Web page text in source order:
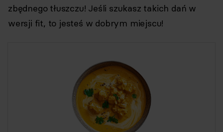
zbędnego tłuszczu! Jeśli szukasz takich dań w
wersji fit, to jesteś w dobrym miejscu!